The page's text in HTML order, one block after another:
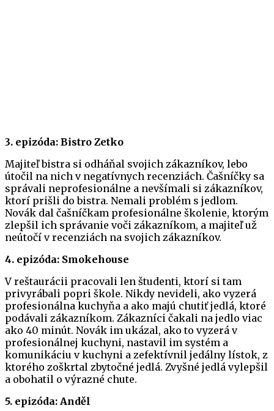
3. epizóda: Bistro Zetko
Majiteľ bistra si odháňal svojich zákazníkov, lebo
útočil na nich v negatívnych recenziách. Čašníčky sa
správali neprofesionálne a nevšímali si zákazníkov,
ktorí prišli do bistra. Nemali problém s jedlom.
Novák dal čašníčkam profesionálne školenie, ktorým
zlepšil ich správanie voči zákazníkom, a majiteľ už
neútočí v recenziách na svojich zákazníkov.
4. epizóda: Smokehouse
V reštaurácii pracovali len študenti, ktorí si tam
privyrábali popri škole. Nikdy nevideli, ako vyzerá
profesionálna kuchyňa a ako majú chutiť jedlá, ktoré
podávali zákazníkom. Zákazníci čakali na jedlo viac
ako 40 minút. Novák im ukázal, ako to vyzerá v
profesionálnej kuchyni, nastavil im systém a
komunikáciu v kuchyni a zefektívnil jedálny lístok, z
ktorého zoškrtal zbytočné jedlá. Zvyšné jedlá vylepšil
a obohatil o výrazné chute.
5. epizóda: Anděl